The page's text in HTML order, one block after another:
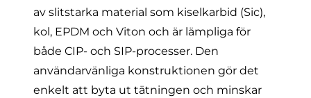
av slitstarka material som kiselkarbid (Sic),
kol, EPDM och Viton och är lämpliga för
både CIP- och SIP-processer. Den
användarvänliga konstruktionen gör det
enkelt att byta ut tätningen och minskar